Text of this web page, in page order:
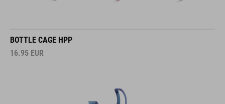
BOTTLE CAGE HPP
16.95 EUR